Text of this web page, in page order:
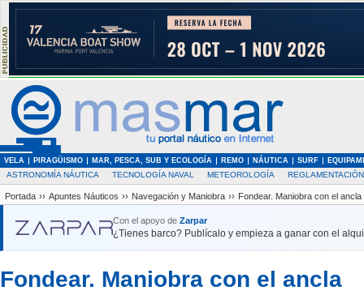
VELA PIRAGÜISMO MAR, PESCA, SUB Y ECOLOGÍA REMO NÁUTICA SURF
ASTRONOMÍA NÁUTICA TECNOLOGÍA NAVAL METEOROLOGÍA REGLAMENTACIÓN
Portada ›› Apuntes Náuticos ›› Navegación y Maniobra ›› Fondear. Maniobra con el ancla
Con el apoyo de Zarpar
¿Tienes barco? Publícalo y empieza a ganar con el
Fondear. Maniobra con el ancla